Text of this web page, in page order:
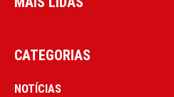
CATEGORIAS
NOTÍCIAS